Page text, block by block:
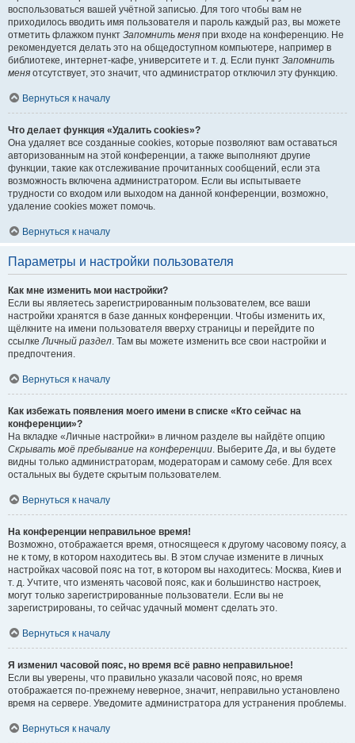
воспользоваться вашей учётной записью. Для того чтобы вам не
приходилось вводить имя пользователя и пароль каждый раз, вы можете
отметить флажком пункт Запомнить меня при входе на конференцию. Не
рекомендуется делать это на общедоступном компьютере, например в
библиотеке, интернет-кафе, университете и т. д. Если пункт Запомнить
меня отсутствует, это значит, что администратор отключил эту функцию.
Вернуться к началу
Что делает функция «Удалить cookies»?
Она удаляет все созданные cookies, которые позволяют вам оставаться
авторизованным на этой конференции, а также выполняют другие
функции, такие как отслеживание прочитанных сообщений, если эта
возможность включена администратором. Если вы испытываете
трудности со входом или выходом на данной конференции, возможно,
удаление cookies может помочь.
Вернуться к началу
Параметры и настройки пользователя
Как мне изменить мои настройки?
Если вы являетесь зарегистрированным пользователем, все ваши
настройки хранятся в базе данных конференции. Чтобы изменить их,
щёлкните на имени пользователя вверху страницы и перейдите по
ссылкеЛичный раздел. Там вы можете изменить все свои настройки и
предпочтения.
Вернуться к началу
Как избежать появления моего имени в списке «Кто сейчас на
конференции»?
На вкладке «Личные настройки» в личном разделе вы найдёте опцию
Скрывать моё пребывание на конференции. ВыберитеДа, и вы будете
видны только администраторам, модераторам и самому себе. Для всех
остальных вы будете скрытым пользователем.
Вернуться к началу
На конференции неправильное время!
Возможно, отображается время, относящееся к другому часовому поясу, а
не к тому, в котором находитесь вы. В этом случае измените в личных
настройках часовой пояс на тот, в котором вы находитесь: Москва, Киев и
т. д. Учтите, что изменять часовой пояс, как и большинство настроек,
могут только зарегистрированные пользователи. Если вы не
зарегистрированы, то сейчас удачный момент сделать это.
Вернуться к началу
Я изменил часовой пояс, но время всё равно неправильное!
Если вы уверены, что правильно указали часовой пояс, но время
отображается по-прежнему неверное, значит, неправильно установлено
время на сервере. Уведомите администратора для устранения проблемы.
Вернуться к началу